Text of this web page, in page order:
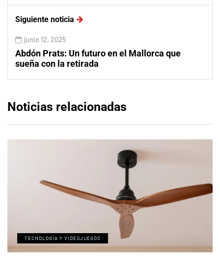
Siguiente noticia
junio 12, 2025
Abdón Prats: Un futuro en el Mallorca que
sueña con la retirada
Noticias relacionadas
TECNOLOGÍA Y VIDEOJUEGOS